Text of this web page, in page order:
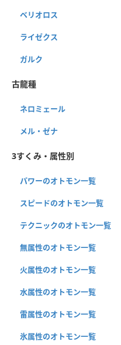
ベリオロス
ライゼクス
ガルク
古龍種
ネロミェール
メル・ゼナ
3すくみ・属性別
パワーのオトモン一覧
スピードのオトモン一覧
テクニックのオトモン一覧
無属性のオトモン一覧
火属性のオトモン一覧
水属性のオトモン一覧
雷属性のオトモン一覧
氷属性のオトモン一覧